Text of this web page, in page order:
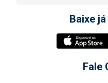
Baixe
Fale